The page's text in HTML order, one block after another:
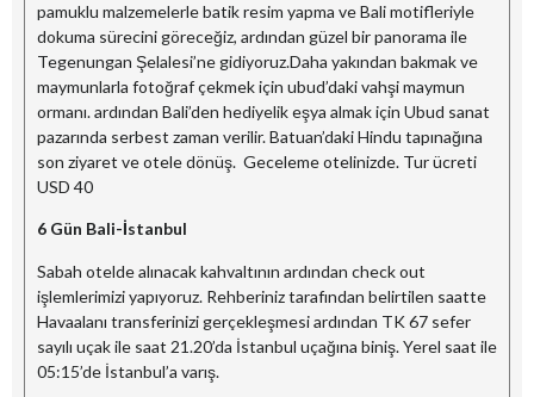
pamuklu malzemelerle batik resim yapma ve Bali motifleriyle
dokuma sürecini göreceğiz, ardından güzel bir panorama ile
Tegenungan Şelalesi’ne gidiyoruz.Daha yakından bakmak ve
maymunlarla fotoğraf çekmek için ubud’daki vahşi maymun
ormanı. ardından Bali’den hediyelik eşya almak için Ubud sanat
pazarında serbest zaman verilir. Batuan’daki Hindu tapınağına
son ziyaret ve otele dönüş. Geceleme otelinizde. Tur ücreti
USD 40
6 Gün Bali-İstanbul
Sabah otelde alınacak kahvaltının ardından check out
işlemlerimizi yapıyoruz. Rehberiniz tarafından belirtilen saatte
Havaalanı transferinizi gerçekleşmesi ardından TK 67 sefer
sayılı uçak ile saat 21.20’da İstanbul uçağına biniş. Yerel saat ile
05:15’de İstanbul’a varış.